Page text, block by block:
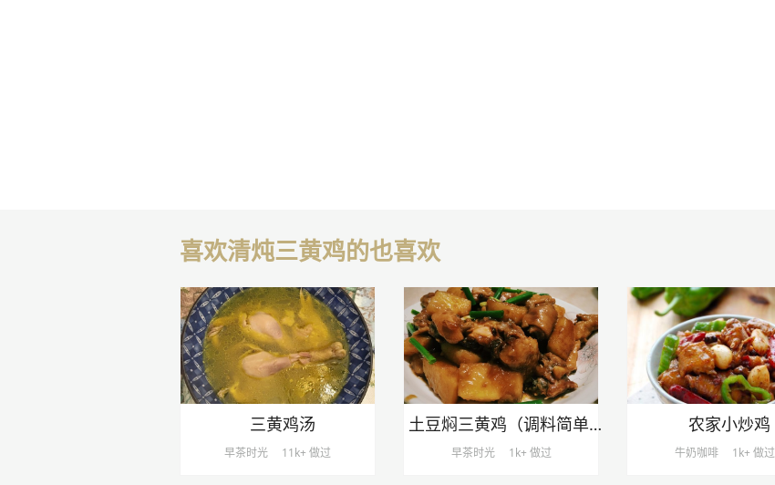
喜欢清炖三黄鸡的也喜欢
三黄鸡汤
早茶时光 11k+ 做过
土豆焖三黄鸡（调料简单、易煮）
早茶时光 1k+ 做过
农家小炒鸡
牛奶咖啡 1k+ 做过